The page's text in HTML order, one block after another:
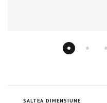
SALTEA DIMENSIUNE